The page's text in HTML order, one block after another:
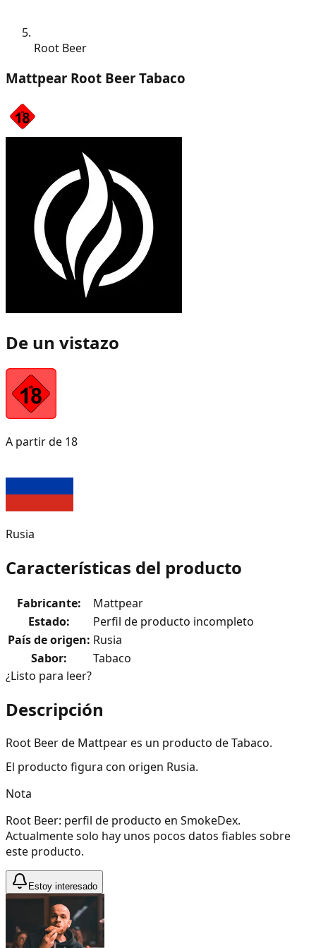
Root Beer
Mattpear Root Beer Tabaco
De un vistazo
A partir de 18
Rusia
Características del producto
Fabricante:
Mattpear
Estado:
Perfil de producto incompleto
País de origen: Rusia
Sabor:
Tabaco
¿Listo para leer?
Descripción
Root Beer de Mattpear es un producto de Tabaco.
El producto figura con origen Rusia.
Nota
Root Beer: perfil de producto en SmokeDex.
Actualmente solo hay unos pocos datos fiables sobre
este producto.
Estoy interesado